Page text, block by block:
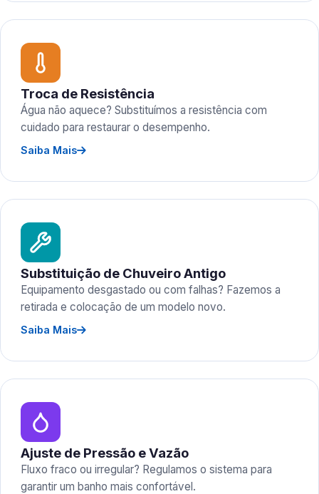
Troca de Resistência
Água não aquece? Substituímos a resistência com
cuidado para restaurar o desempenho.
Saiba Mais
Substituição de Chuveiro Antigo
Equipamento desgastado ou com falhas? Fazemos a
retirada e colocação de um modelo novo.
Saiba Mais
Ajuste de Pressão e Vazão
Fluxo fraco ou irregular? Regulamos o sistema para
garantir um banho mais confortável.